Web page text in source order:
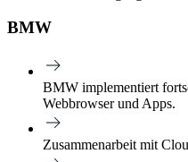
BMW
BMW implementiert
Webbrowser und Apps.
Zusammenarbeit mit